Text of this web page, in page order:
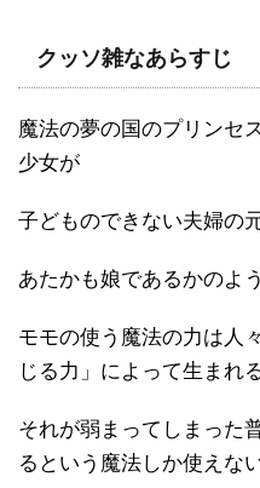
クッソ雑なあらすじ
魔法の夢の国のプリンセ
少女が
子どものできない夫婦の
あたかも娘であるかのよ
モモの使う魔法の力は人
じる力」によって生まれ
それが弱まってしまった
るという魔法しか使えな